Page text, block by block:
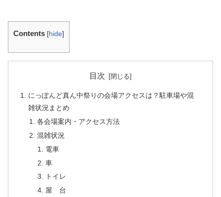
Contents [hide]
目次
にっぽんど真ん中祭りの会場アクセスは？駐車場や混
雑状況まとめ
各会場案内・アクセス方法
混雑状況
電車
車
トイレ
屋 台